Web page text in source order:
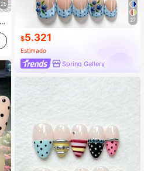
25
27
$5.321
Estimado
Spring Gallery